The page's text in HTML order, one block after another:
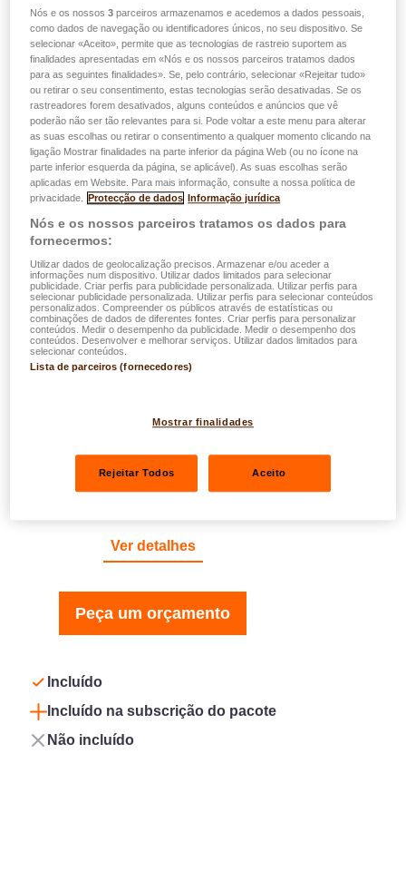
Ver detalhes
Peça um orçamento
Incluído
Incluído na subscrição do pacote
Não incluído
Nós e os nossos3 parceiros armazenamos e acedemos a dados pessoais,
como dados de navegação ou identificadores únicos, no seu dispositivo. Se
selecionar «Aceito», permite que as tecnologias de rastreio suportem as
finalidades apresentadas em «Nós e os nossos parceiros tratamos dados
para as seguintes finalidades». Se, pelo contrário, selecionar «Rejeitar tudo»
ou retirar o seu consentimento, estas tecnologias serão desativadas. Se os
rastreadores forem desativados, alguns conteúdos e anúncios que vê
poderão não ser tão relevantes para si. Pode voltar a este menu para alterar
as suas escolhas ou retirar o consentimento a qualquer momento clicando na
ligação Mostrar finalidades na parte inferior da página Web (ou no ícone na
parte inferior esquerda da página, se aplicável). As suas escolhas serão
aplicadas em Website. Para mais informação, consulte a nossa política de
privacidade.
Protecção de dados Informação jurídica
Nós e os nossos parceiros tratamos os dados para
fornecermos:
Utilizar dados de geolocalização precisos. Armazenar e/ou aceder a
informações num dispositivo. Utilizar dados limitados para selecionar
publicidade. Criar perfis para publicidade personalizada. Utilizar perfis para
selecionar publicidade personalizada. Utilizar perfis para selecionar conteúdos
personalizados. Compreender os públicos através de estatísticas ou
combinações de dados de diferentes fontes. Criar perfis para personalizar
conteúdos. Medir o desempenho da publicidade. Medir o desempenho dos
conteúdos. Desenvolver e melhorar serviços. Utilizar dados limitados para
selecionar conteúdos.
Lista de parceiros (fornecedores)
Mostrar finalidades
Rejeitar Todos Aceito